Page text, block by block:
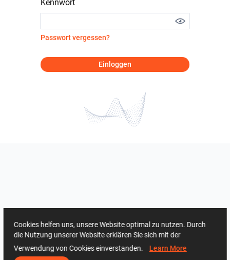
Kennwort
Passwort vergessen?
Einloggen
Cookies helfen uns, unsere Website optimal zu nutzen. Durch
die Nutzung unserer Website erklären Sie sich mit der
Verwendung von Cookies einverstanden. Learn More